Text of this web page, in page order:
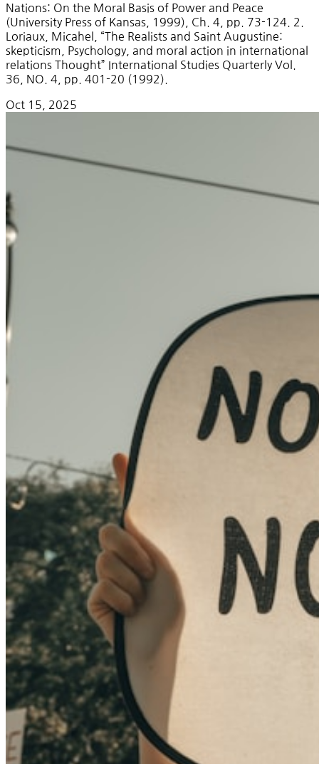
Nations: On the Moral Basis of Power and Peace
(University Press of Kansas, 1999), Ch. 4, pp. 73-124. 2.
Loriaux, Micahel, “The Realists and Saint Augustine:
skepticism, Psychology, and moral action in international
relations Thought” International Studies Quarterly Vol.
36, NO. 4, pp. 401-20 (1992).
Oct 15, 2025